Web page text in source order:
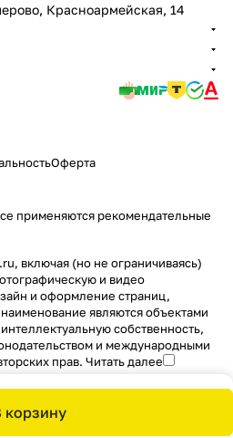
корзину
Красноармейская, 14
Оферта
применяются рекомендательные
включая (но не ограничиваясь)
и видео
и оформление страниц,
являются объектами
собственность,
и международными
прав. Читать далее